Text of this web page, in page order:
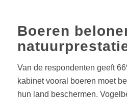
Boeren
Van de respondenten geeft
kabinet vooral boeren moet
hun land beschermen.